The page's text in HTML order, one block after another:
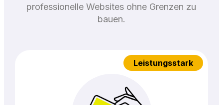
professionelle Websites ohne Grenzen zu
bauen.
Leistungsstark